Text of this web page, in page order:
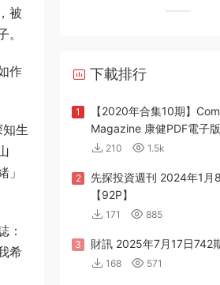
被
作
生
：
希
下載排行
1
【2020年合集10期】
Magazine 康健PDF電子版
210 1.5k
2
先探投資週刊 2024年1月
【92P】
171 885
3 財訊 2025年7月17日742
168 571